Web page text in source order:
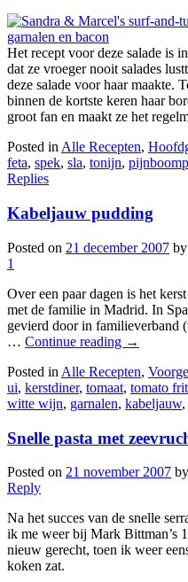
Het recept voor deze salade is
dat ze vroeger nooit salades
deze salade voor haar maakte.
binnen de kortste keren haar
groot fan en maakt ze het
Posted in Alle Recepten,
feta, spek, sla, tonijn,
Replies
Kabeljauw pudding
Posted on 21 december 2007 by
1
Over een paar dagen is het
met de familie in Madrid. In
gevierd door in familieverband
… Continue reading →
Posted in Alle Recepten,
ui, kerstdiner, tomaat, tomato
witte wijn, garnalen, kabeljauw,
Snelle pasta met
Posted on 21 november 2007 by
Reply
Na het succes van de snelle
ik me weer bij Mark Bittman’s
nieuw gerecht, toen ik weer
koken zat.